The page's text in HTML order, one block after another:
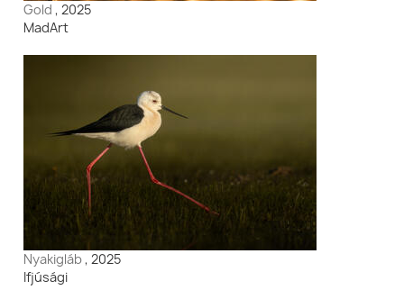
Gold, 2025
MadArt
Nyakigláb, 2025
Ifjúsági